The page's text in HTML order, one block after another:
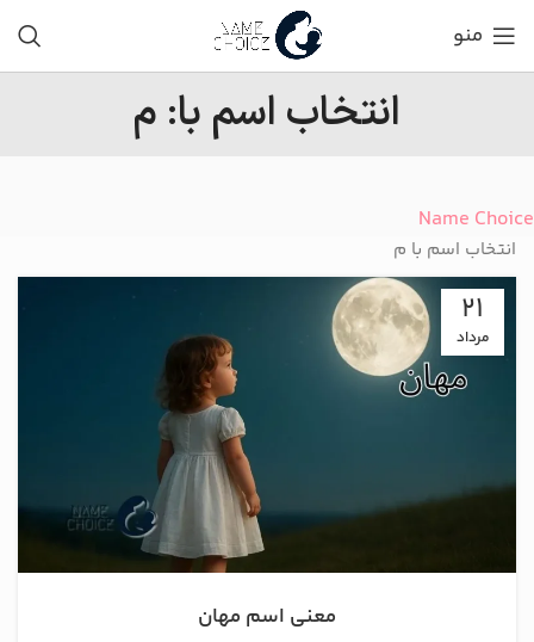
منو
انتخاب اسم با: م
Name Choice
انتخاب اسم با م
21
مرداد
معنی اسم مهان